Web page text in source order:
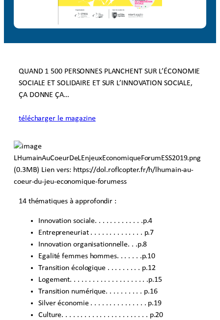
QUAND 1 500 PERSONNES PLANCHENT SUR L’ÉCONOMIE
SOCIALE ET SOLIDAIRE ET SUR L’INNOVATION SOCIALE,
ÇA DONNE ÇA…
télécharger le magazine
14 thématiques à approfondir :
Innovation sociale. . . . . . . . . . . . .p.4
Entrepreneuriat . . . . . . . . . . . . . . p.7
Innovation organisationnelle. . .p.8
Egalité femmes hommes. . . . . . .p.10
Transition écologique . . . . . . . . . p.12
Logement. . . . . . . . . . . . . . . . . . . . .p.15
Transition numérique. . . . . . . . . . p.16
Silver économie . . . . . . . . . . . . . . . p.19
Culture. . . . . . . . . . . . . . . . . . . . . . . p.20